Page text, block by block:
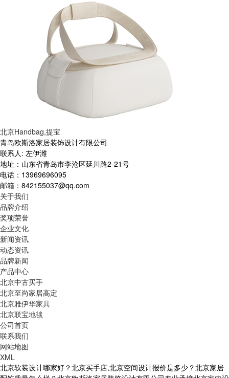
北京Handbag,提宝
青岛欧斯洛家居装饰设计有限公司
联系人: 左伊潍
地址：山东省青岛市李沧区延川路2-21号
电话：13969696095
邮箱：842155037@qq.com
关于我们
品牌介绍
奖项荣誉
企业文化
新闻资讯
动态资讯
品牌新闻
产品中心
北京中古买手
北京至尚家居高定
北京雅伊华家具
北京联宝地毯
公司首页
联系我们
网站地图
XML
北京软装设计哪家好？北京买手店,北京空间设计报价是多少？北京家居